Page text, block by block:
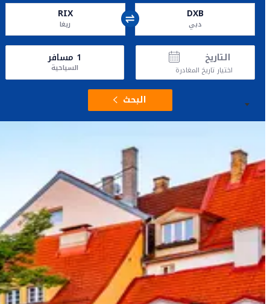
DXB
دبي
RIX
ريغا
التاريخ
اختيار تاريخ المغادرة
1 مسافر
السياحية
البحث